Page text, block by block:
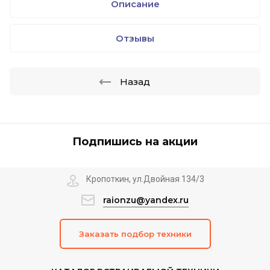
Описание
Отзывы
Назад
Подпишись на акции
Кропоткин, ул.Двойная 134/3
raionzu@yandex.ru
Заказать подбор техники